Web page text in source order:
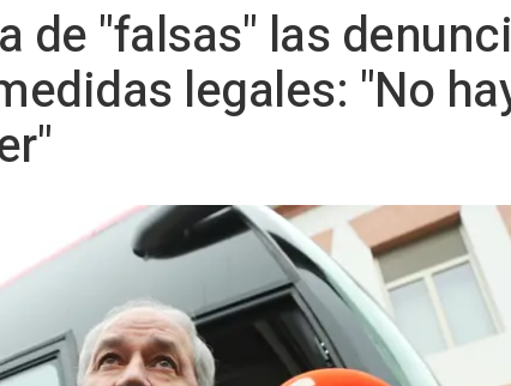
de "falsas" las
legales: "No